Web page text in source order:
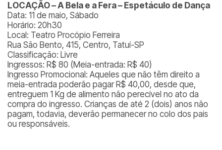
LOCAÇÃO – A Bela e a Fera – Espetáculo de Dança
Data: 11 de maio, Sábado
Horário: 20h30
Local: Teatro Procópio Ferreira
Rua São Bento, 415, Centro, Tatuí-SP
Classificação: Livre
Ingressos: R$ 80 (Meia-entrada: R$ 40)
Ingresso Promocional: Aqueles que não têm direito a
meia-entrada poderão pagar R$ 40,00, desde que,
entreguem 1 Kg de alimento não perecível no ato da
compra do ingresso. Crianças de até 2 (dois) anos não
pagam, todavia, deverão permanecer no colo dos pais
ou responsáveis.